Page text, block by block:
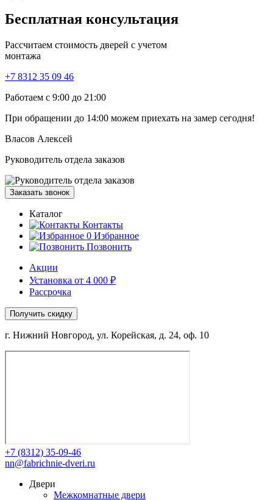
Бесплатная консультация
Рассчитаем стоимость дверей с учетом
монтажа
+7 8312 35 09 46
Работаем с 9:00 до 21:00
При обращении до 14:00 можем приехать на замер сегодня!
Власов Алексей
Руководитель отдела заказов
Заказать звонок
Каталог
Контакты
0 Избранное
Позвонить
Акции
Установка от 4 000 ₽
Рассрочка
Получить скидку
г. Нижний Новгород, ул. Корейская, д. 24, оф. 10
+7 (8312) 35-09-46
nn@fabrichnie-dveri.ru
Двери
Межкомнатные двери